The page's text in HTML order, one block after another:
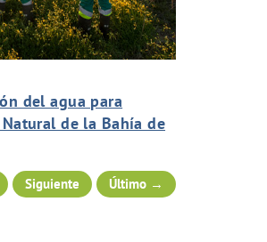
del agua para
de la Bahía de
Siguiente Último →